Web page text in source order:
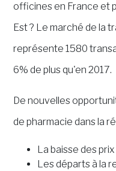
officines en France et
Est ? Le marché de la
représente 1580
6% de plus qu'en 2017.
De nouvelles
de pharmacie dans la
La baisse des
Les départs à la